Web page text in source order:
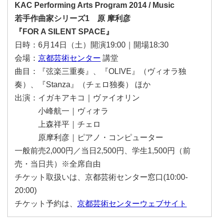
KAC Performing Arts Program 2014 / Music
若手作曲家シリーズ1 原 摩利彦
『FOR A SILENT SPACE』
日時：6月14日（土）開演19:00｜開場18:30
会場： 京都芸術センター 講堂
曲目：『弦楽三重奏』、『OLIVE』（ヴィオラ独
奏）、『Stanza』（チェロ独奏） ほか
出演：イガキアキコ｜ヴァイオリン
小峰航一｜ヴィオラ
上森祥平｜チェロ
原摩利彦｜ピアノ・コンピューター
一般前売2,000円／当日2,500円、学生1,500円（前
売・当日共）※全席自由
チケット取扱いは、京都芸術センター窓口(10:00-
20:00)
チケット予約は、 京都芸術センターウェブサイト